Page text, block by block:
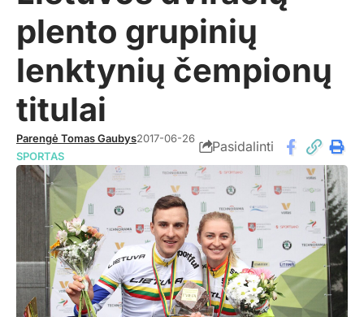
plento grupinių
lenktynių čempionų
titulai
Parengė Tomas Gaubys2017-06-26
SPORTAS
Pasidalinti